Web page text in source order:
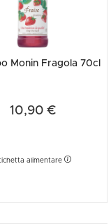
Monin Fragola 70cl
10,90 €
alimentare